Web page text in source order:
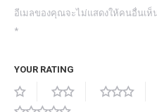
อีเมลของคุณจะไม่แสดงให้คนอื่นเห็
*
YOUR RATING